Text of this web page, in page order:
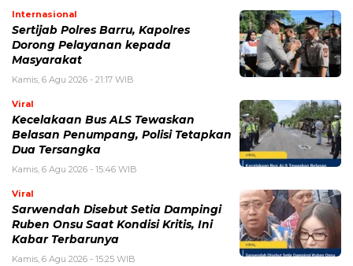
Internasional
Sertijab Polres Barru, Kapolres
Dorong Pelayanan kepada
Masyarakat
Kamis, 6 Agu 2026 - 21:17 WIB
Viral
Kecelakaan Bus ALS Tewaskan
Belasan Penumpang, Polisi Tetapkan
Dua Tersangka
Kamis, 6 Agu 2026 - 15:46 WIB
Viral
Sarwendah Disebut Setia Dampingi
Ruben Onsu Saat Kondisi Kritis, Ini
Kabar Terbarunya
Kamis, 6 Agu 2026 - 15:25 WIB